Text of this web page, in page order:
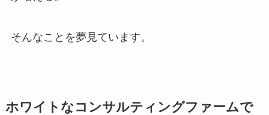
そんなことを夢見ています。
ホワイトなコンサルティングファームで